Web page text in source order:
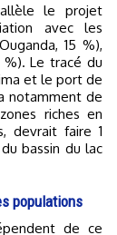
le projet
avec les
15 %),
%). Le tracé du
et le port de
notamment de
riches en
devrait faire 1
bassin du lac
populations